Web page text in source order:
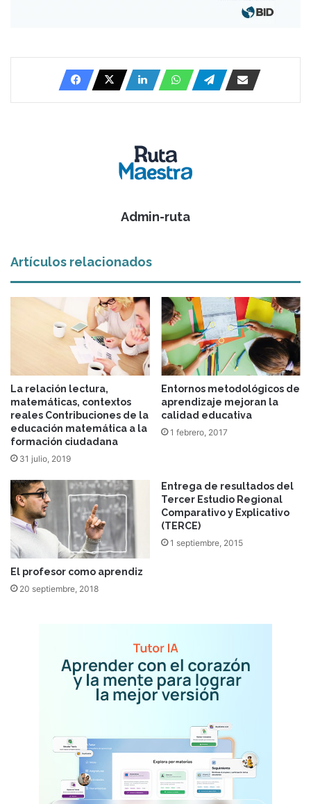
Admin-ruta
Artículos relacionados
La relación lectura,
matemáticas, contextos
reales Contribuciones de la
educación matemática a la
formación ciudadana
31 julio, 2019
Entornos metodológicos de
aprendizaje mejoran la
calidad educativa
1 febrero, 2017
El profesor como aprendiz
20 septiembre, 2018
Entrega de resultados del
Tercer Estudio Regional
Comparativo y Explicativo
(TERCE)
1 septiembre, 2015